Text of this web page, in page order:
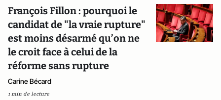
François Fillon : pourquoi le
candidat de "la vraie rupture"
est moins désarmé qu’on ne
le croit face à celui de la
réforme sans rupture
Carine Bécard
1 min de lecture